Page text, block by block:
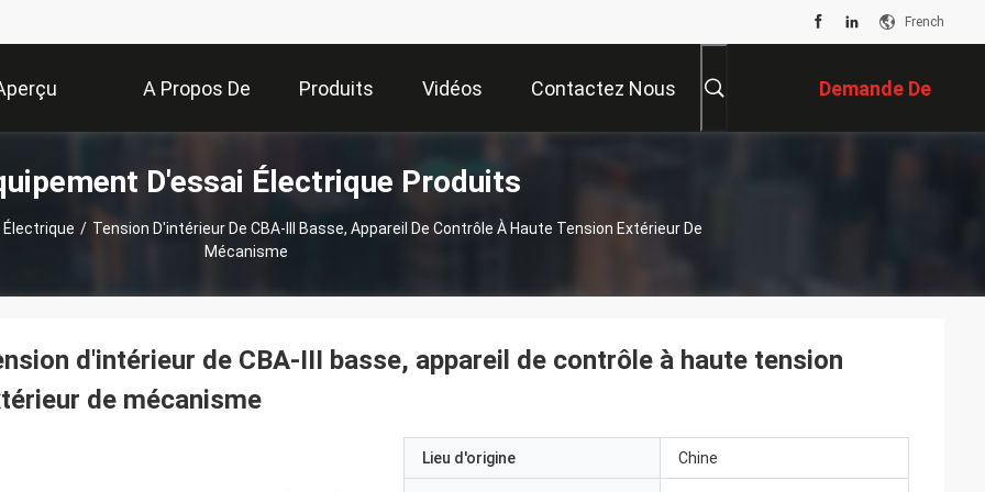
French
A Propos De
Nous
Produits Vidéos Contactez Nous Demande De
Soumission
D'essai Électrique Produits
/ Tension D'intérieur De CBA-III Basse, Appareil De Contrôle À Haute Tension Extérieur De
Mécanisme
d'intérieur de CBA-III basse, appareil de contrôle à haute tension
de mécanisme
Lieu d'origine Chine